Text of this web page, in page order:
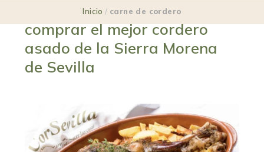
Inicio / carne de cordero
5 cosas que debes saber al
comprar el mejor cordero
asado de la Sierra Morena
de Sevilla